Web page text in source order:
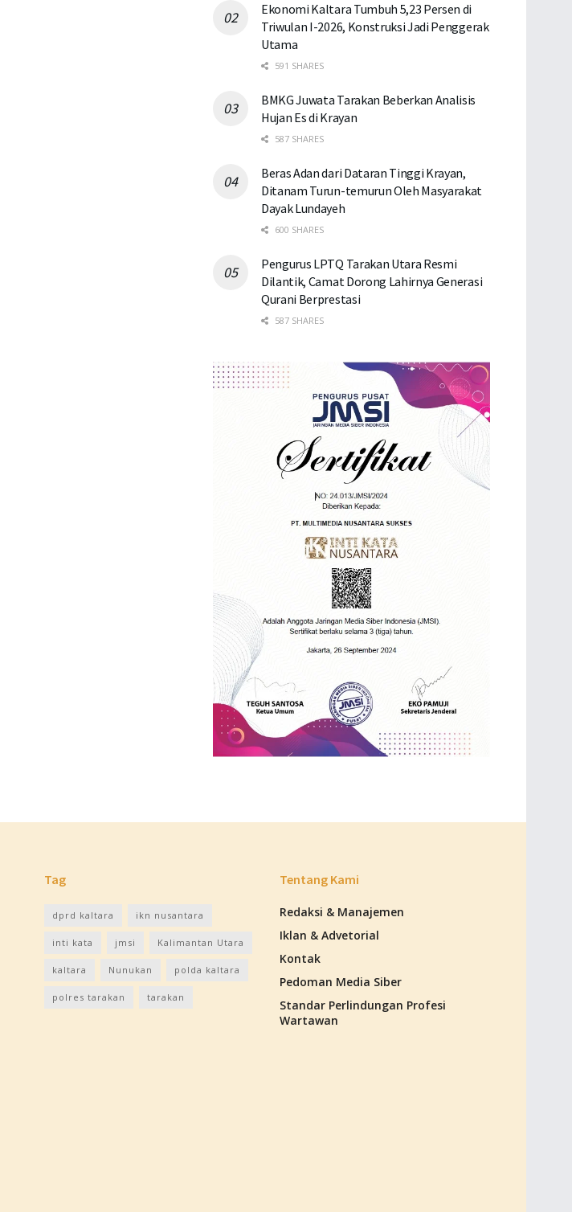
Ekonomi Kaltara Tumbuh 5,23 Persen di
Triwulan I-2026, Konstruksi Jadi Penggerak
Utama
591 SHARES
BMKG Juwata Tarakan Beberkan Analisis
Hujan Es di Krayan
587 SHARES
Beras Adan dari Dataran Tinggi Krayan,
Ditanam Turun-temurun Oleh Masyarakat
Dayak Lundayeh
600 SHARES
Pengurus LPTQ Tarakan Utara Resmi
Dilantik, Camat Dorong Lahirnya Generasi
Qurani Berprestasi
587 SHARES
Tag
dprd kaltara ikn nusantara
inti kata jmsi Kalimantan Utara
kaltara Nunukan polda kaltara
polres tarakan tarakan
Tentang Kami
Redaksi & Manajemen
Iklan & Advetorial
Kontak
Pedoman Media Siber
Standar Perlindungan Profesi
Wartawan